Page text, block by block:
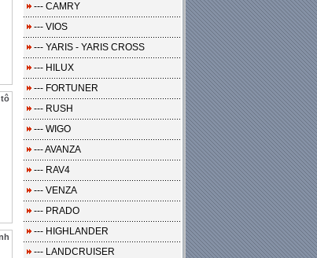
tô
--- CAMRY
--- VIOS
--- YARIS - YARIS CROSS
--- HILUX
--- FORTUNER
--- RUSH
--- WIGO
--- AVANZA
--- RAV4
--- VENZA
--- PRADO
--- HIGHLANDER
--- LANDCRUISER